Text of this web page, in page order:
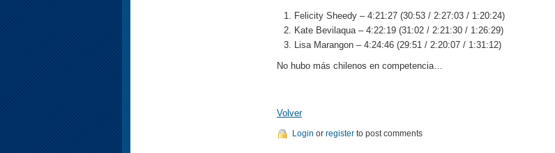
Felicity Sheedy – 4:21:27 (30:53 / 2:27:03 / 1:20:24)
Kate Bevilaqua – 4:22:19 (31:02 / 2:21:30 / 1:26:29)
Lisa Marangon – 4:24:46 (29:51 / 2:20:07 / 1:31:12)
No hubo más chilenos en competencia…
Volver
Login or register to post comments